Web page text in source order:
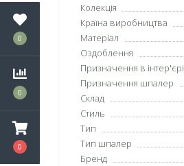
0
0
0
Колекція
Країна виробництва
Матеріал
Оздоблення
Призначення в інтер'єрі
Призначення шпалер
Склад
Стиль
Тип
Тип шпалер
Бренд